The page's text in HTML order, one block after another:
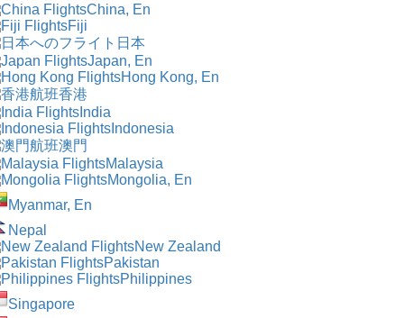
China, En
Fiji
日本
Japan, En
Hong Kong, En
香港
India
Indonesia
澳門
Malaysia
Mongolia, En
Myanmar, En
Nepal
New Zealand
Pakistan
Philippines
Singapore